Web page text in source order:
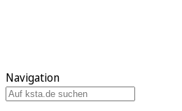
Navigation